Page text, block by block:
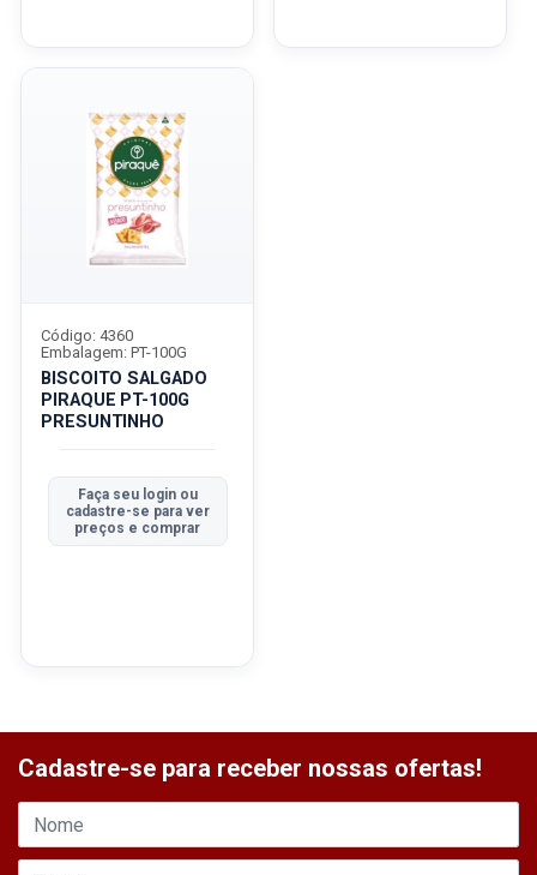
BISCOITO SALGADO
PIRAQUE PT-100G
PRESUNTINHO
Código: 4360
Embalagem: PT-100G
Faça seu login ou
cadastre-se para ver
preços e comprar
Cadastre-se para receber nossas ofertas!